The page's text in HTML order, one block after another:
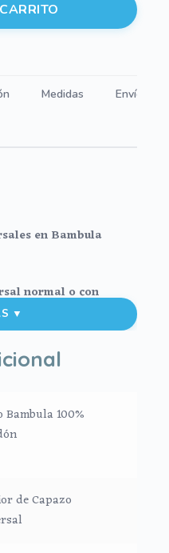
Medidas Envíos
en Bambula
normal o con
de lazadas con
que no lleven la
cremallera.
▼
Bambula 100%
de Capazo